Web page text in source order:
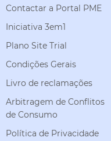
Contactar a Portal PME
Iniciativa 3em1
Plano Site Trial
Condições Gerais
Livro de reclamações
Arbitragem de Conflitos
de Consumo
Política de Privacidade